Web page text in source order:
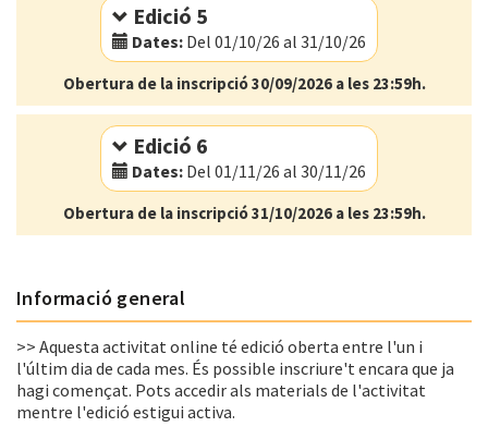
Edició 5
Dates:Del 01/10/26 al 31/10/26
Modalitat:Online
Idioma:Català
Obertura de la inscripció 30/09/2026 a les 23:59h.
Edició 6
Dates:Del 01/11/26 al 30/11/26
Modalitat:Online
Idioma:Català
Obertura de la inscripció 31/10/2026 a les 23:59h.
Informació general
>> Aquesta activitat online té edició oberta entre l'un i
l'últim dia de cada mes. És possible inscriure't encara que ja
hagi començat. Pots accedir als materials de l'activitat
mentre l'edició estigui activa.